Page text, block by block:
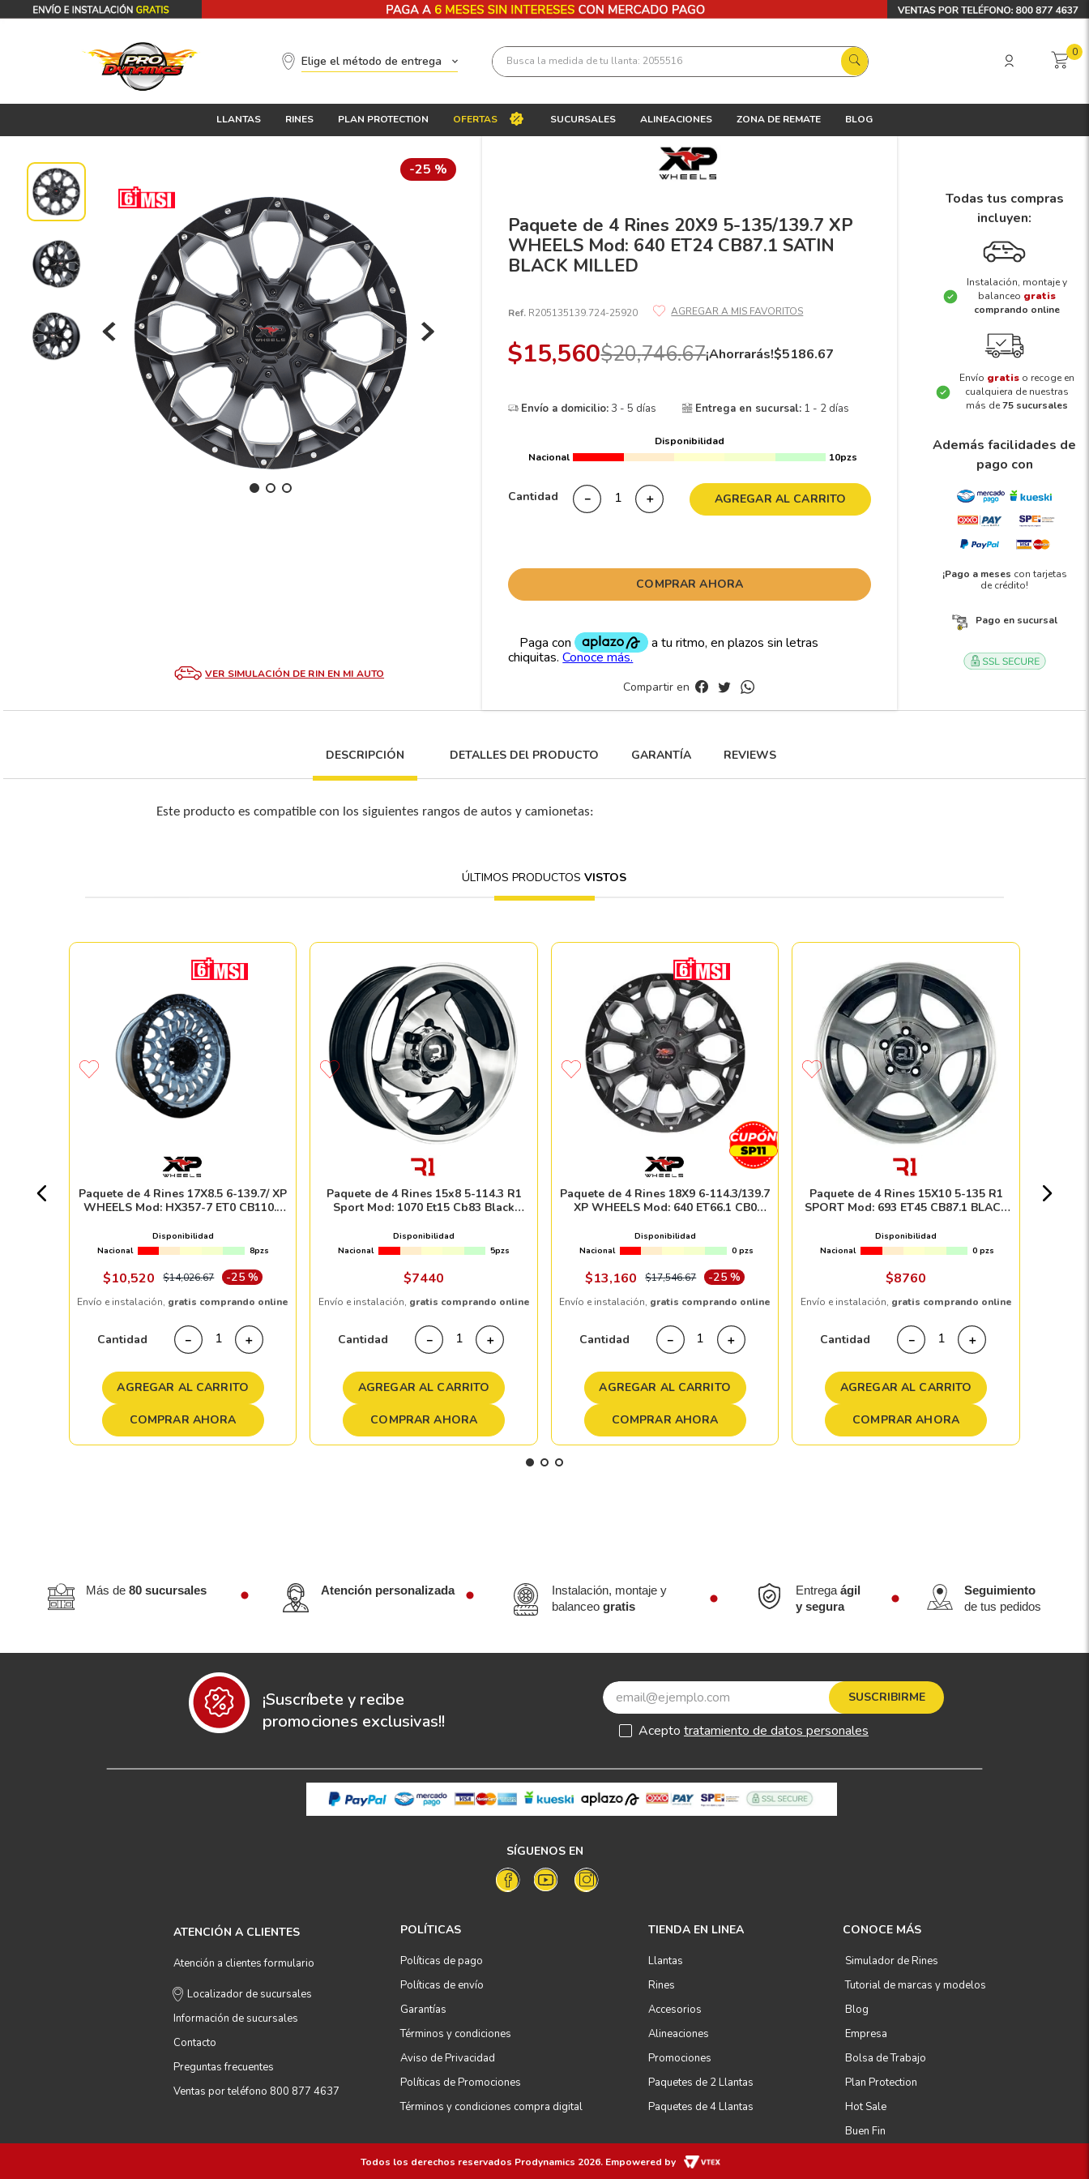
Elige el método de entrega Busca la medida de tu llanta: 2055516 0
LLANTAS RINES PLAN PROTECTION OFERTAS SUCURSALES ALINEACIONES ZONA DE REMATE BLOG
-25 %
VER SIMULACIÓN DE RIN EN MI AUTO
Paquete de 4 Rines 20X9 5-135/139.7 XP
WHEELS Mod: 640 ET24 CB87.1 SATIN
BLACK MILLED
Ref. R205135139.724-25920
$15,560$20,746.67¡Ahorrarás!$5186.67
Envío a domicilio:3 - 5 días Entrega en sucursal: 1 - 2 días
Disponibilidad
Nacional
10pzs
Cantidad ＋
－ AGREGAR AL CARRITO
COMPRAR AHORA
Compartir en
Todas tus compras
incluyen:
Instalación, montaje y
balanceo gratis
comprando online
Envío gratis o recoge en
cualquiera de nuestras
más de75 sucursales
Además facilidades de
pago con
¡Pago a meses con tarjetas
de crédito!
Pago en sucursal
DESCRIPCIÓN DETALLES DEl PRODUCTO GARANTÍA REVIEWS
Este producto es compatible con los siguientes rangos de autos y camionetas:
ÚLTIMOS PRODUCTOSVISTOS
Paquete de 4 Rines 17X8.5 6-139.7/ XP
WHEELS Mod: HX357-7 ET0 CB110.1
Disponibilidad
Nacional
8pzs
$10,520 $14,026.67 -25 %
Envío e instalación, gratis comprando online
Cantidad ＋
－
AGREGAR AL CARRITO
COMPRAR AHORA
Paquete de 4 Rines 15x8 5-114.3 R1
Sport Mod: 1070 Et15 Cb83 Black
Disponibilidad
Nacional
5pzs
$7440
Envío e instalación, gratis comprando online
Cantidad ＋
－
AGREGAR AL CARRITO
COMPRAR AHORA
Paquete de 4 Rines 18X9 6-114.3/139.7
XP WHEELS Mod: 640 ET66.1 CB0
Disponibilidad
Nacional
0 pzs
$13,160 $17,546.67 -25 %
Envío e instalación, gratis comprando online
Cantidad ＋
－
AGREGAR AL CARRITO
COMPRAR AHORA
Paquete de 4 Rines 15X10 5-135 R1
SPORT Mod: 693 ET45 CB87.1 BLACK
Disponibilidad
Nacional
0 pzs
$8760
Envío e instalación, gratis comprando online
Cantidad ＋
－
AGREGAR AL CARRITO
COMPRAR AHORA
Más de 80 sucursales Atención personalizada
Instalación, montaje y
balanceogratis
Entregaágil
y segura
Seguimiento
de tus pedidos
¡Suscríbete y recibe
promociones exclusivas!!
SUSCRIBIRME
Acepto tratamiento de datos personales
SÍGUENOS EN
ATENCIÓN A CLIENTES
Atención a clientes formulario
Localizador de sucursales
Información de sucursales
Contacto
Preguntas frecuentes
Ventas por teléfono 800 877 4637
POLÍTICAS
Políticas de pago
Políticas de envío
Garantías
Términos y condiciones
Aviso de Privacidad
Políticas de Promociones
Términos y condiciones compra digital
TIENDA EN LINEA
Llantas
Rines
Accesorios
Alineaciones
Promociones
Paquetes de 2 Llantas
Paquetes de 4 Llantas
CONOCE MÁS
Simulador de Rines
Tutorial de marcas y modelos
Blog
Empresa
Bolsa de Trabajo
Plan Protection
Hot Sale
Buen Fin
Todos los derechos reservados Prodynamics 2026. Empowered by
Términos más buscados